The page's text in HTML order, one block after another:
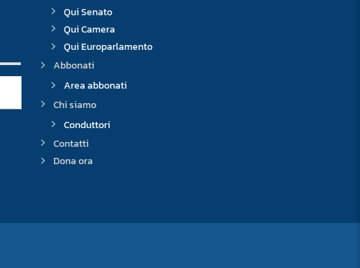
Qui Senato
Qui Camera
Qui Europarlamento
Abbonati
Area abbonati
Chi siamo
Conduttori
Contatti
Dona ora